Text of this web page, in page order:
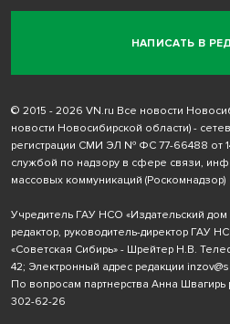
НАПИСАТЬ В
© 2015 - 2026 VN.ru Все новости
новости Новосибирской области) -
регистрации СМИ ЭЛ № ФС 77-66488 от
службой по надзору в сфере связи,
массовых коммуникаций (Роскомнадзор)
Учредитель ГАУ НСО «Издательский дом
редактор, руководитель-директор ГАУ
«Советская Сибирь» - Шрейтер Н.В.
42; Электронный адрес редакции
По вопросам партнерства Анна Швагирь
302-62-26